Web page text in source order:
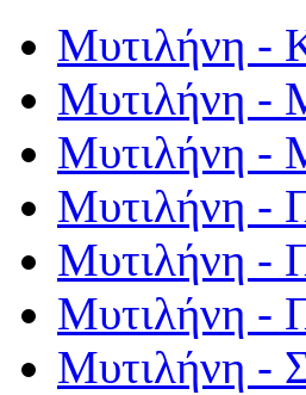
Μυτιλήνη -
Μυτιλήνη -
Μυτιλήνη -
Μυτιλήνη -
Μυτιλήνη -
Μυτιλήνη -
Μυτιλήνη -